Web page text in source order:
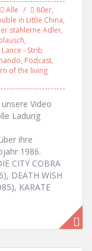
Alle 80er,
in Little China,
stählerne Adler,
,
Lance - Strib
, Podcast,
of the living
Video
Ladung
ihre
1986.
CITY COBRA
DEATH WISH
KARATE